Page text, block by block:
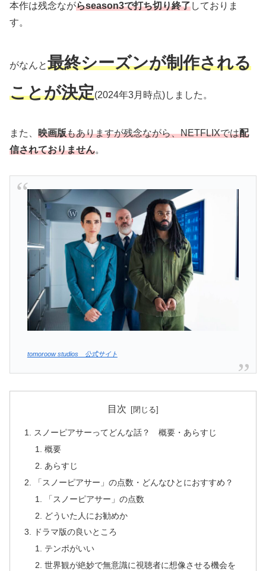
本作は残念ながらseason3で打ち切り終了しておりま
す。
がなんと最終シーズンが制作される
ことが決定(2024年3月時点)しました。
また、 映画版もありますが残念ながら、NETFLIXでは配
信されておりません。
tomoroow studios 公式サイト
目次
スノーピアサーってどんな話？ 概要・あらすじ
概要
あらすじ
「スノーピアサー」の点数・どんなひとにおすすめ？
「スノーピアサー」の点数
どういた人にお勧めか
ドラマ版の良いところ
テンポがいい
世界観が絶妙で無意識に視聴者に想像させる機会を